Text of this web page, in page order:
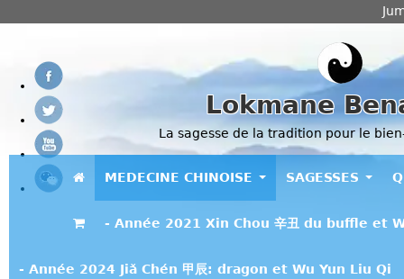
Lokmane
La sagesse de la tradition pour le
MEDECINE CHINOISE SAGESSES
- Année 2021 Xin Chou 辛丑 du buffle et
- Année 2024 Jiǎ Chén 甲辰: dragon et Wu Yun Liu Qi